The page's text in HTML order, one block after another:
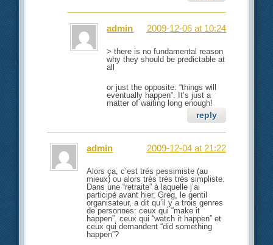
admin 2009-12-06 at 10:24
> there is no fundamental reason
why they should be predictable at
all
or just the opposite: “things will
eventually happen”. It’s just a
matter of waiting long enough!
reply
admin 2009-12-04 at 21:22
Alors ça, c’est très pessimiste (au
mieux) ou alors très très très simpliste.
Dans une “retraite” à laquelle j’ai
participé avant hier, Greg, le gentil
organisateur, a dit qu’il y a trois genres
de personnes: ceux qui “make it
happen”, ceux qui “watch it happen” et
ceux qui demandent “did something
happen”?